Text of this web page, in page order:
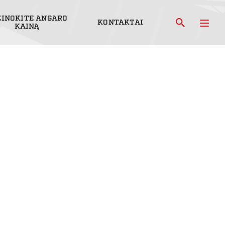
ANGARO
KAINĄ
KONTAKTAI